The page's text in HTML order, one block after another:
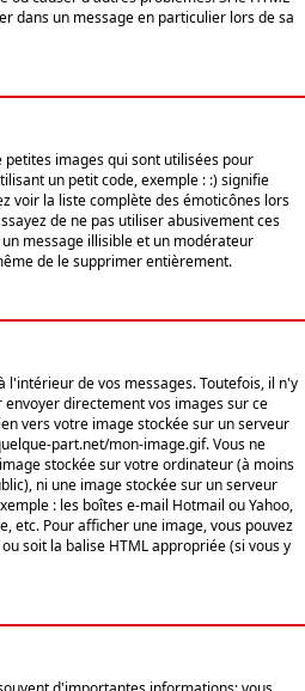
dans un message en particulier lors de sa
petites images qui sont utilisées pour
un petit code, exemple : :) signifie
voir la liste complète des émoticônes lors
de ne pas utiliser abusivement ces
message illisible et un modérateur
de le supprimer entièrement.
l'intérieur de vos messages. Toutefois, il n'y
directement vos images sur ce
vers votre image stockée sur un serveur
part.net/mon-image.gif. Vous ne
stockée sur votre ordinateur (à moins
ni une image stockée sur un serveur
: les boîtes e-mail Hotmail ou Yahoo,
etc. Pour afficher une image, vous pouvez
soit la balise HTML appropriée (si vous y